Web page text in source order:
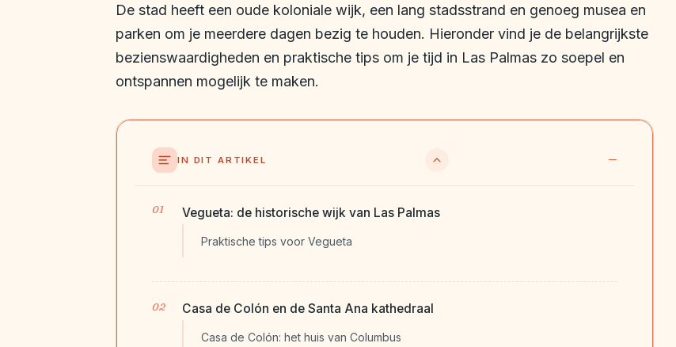
De stad heeft een oude koloniale wijk, een lang stadsstrand en genoeg musea en
parken om je meerdere dagen bezig te houden. Hieronder vind je de belangrijkste
bezienswaardigheden en praktische tips om je tijd in Las Palmas zo soepel en
ontspannen mogelijk te maken.
IN DIT ARTIKEL
Vegueta: de historische wijk van Las Palmas
Praktische tips voor Vegueta
Casa de Colón en de Santa Ana kathedraal
Casa de Colón: het huis van Columbus